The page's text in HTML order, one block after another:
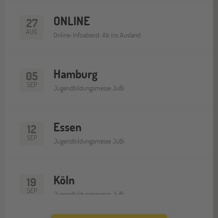
27
AUG
ONLINE
Online-Infoabend: Ab ins Ausland
05
SEP
Hamburg
Jugendbildungsmesse JuBi
12
SEP
Essen
Jugendbildungsmesse JuBi
19
SEP
Köln
Jugendbildungsmesse JuBi